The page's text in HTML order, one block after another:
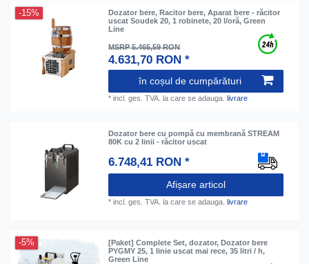
-15%
Dozator bere, Racitor bere, Aparat bere - răcitor
uscat Soudek 20, 1 robinete, 20 l/oră, Green
Line
MSRP 5.465,59 RON
4.631,70 RON *
în coșul de cumpărături
*incl. ges. TVA. la care se adauga.livrare
Dozator bere cu pompă cu membrană STREAM
80K cu 2 linii - răcitor uscat
6.748,41 RON *
Afișare articol
*incl. ges. TVA. la care se adauga.livrare
-5%
[Paket] Complete Set, dozator, Dozator bere
PYGMY 25, 1 linie uscat mai rece, 35 litri / h,
Green Line